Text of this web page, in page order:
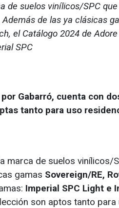
de suelos vinílicos/SPC
de las ya clásicas
el Catálogo 2024 de
SPC
Gabarró, cuenta con
tanto para uso
marca de suelos vinílicos/
gamas Sovereign/RE,
Imperial SPC Light e
son aptos tanto para